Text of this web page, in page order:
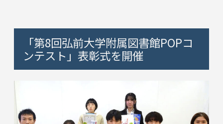
「第8回弘前大学附属図書館POPコ
ンテスト」表彰式を開催